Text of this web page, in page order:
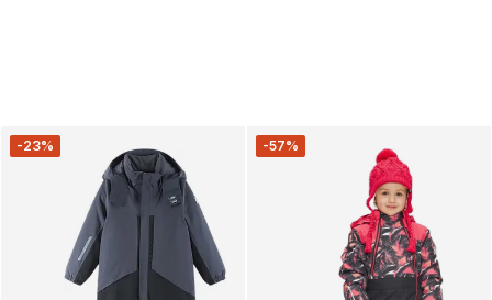
-23% -57%